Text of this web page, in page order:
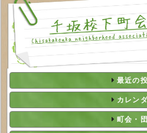
最近の
カレン
町会・